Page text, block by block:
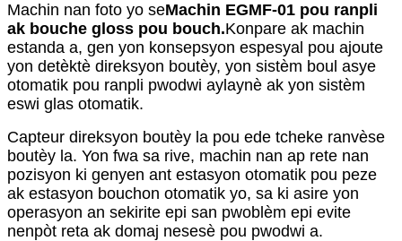
Machin nan foto yo seMachin EGMF-01 pou ranpli
ak bouche gloss pou bouch.Konpare ak machin
estanda a, gen yon konsepsyon espesyal pou ajoute
yon detèktè direksyon boutèy, yon sistèm boul asye
otomatik pou ranpli pwodwi aylaynè ak yon sistèm
eswi glas otomatik.
Capteur direksyon boutèy la pou ede tcheke ranvèse
boutèy la. Yon fwa sa rive, machin nan ap rete nan
pozisyon ki genyen ant estasyon otomatik pou peze
ak estasyon bouchon otomatik yo, sa ki asire yon
operasyon an sekirite epi san pwoblèm epi evite
nenpòt reta ak domaj nesesè pou pwodwi a.